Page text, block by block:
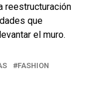
reestructuración
que
el muro.
FASHION